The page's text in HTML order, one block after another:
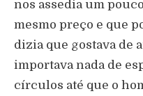
nos assedia um
mesmo preço e que
dizia que gostava de
importava nada de
círculos até que o